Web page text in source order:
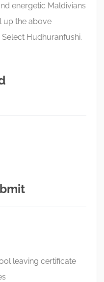
energetic Maldivians
up the above
Hudhuranfushi.
leaving certificate